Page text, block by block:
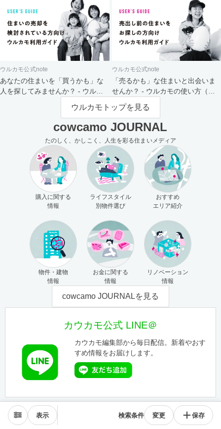
表示 検索条件 変更 保存
ウルカモ公式note
あなたの住まいを「買うかも」な
人を探してみませんか？ - ウルカ
ウルカモ公式note
「売るかも」な住まいと出会いま
せんか？ - ウルカモの使い方（買
主さま向け）
ウルカモトップを見る
cowcamo JOURNAL
たのしく、かしこく、人生を彩る住まいメディア
購入に関する
情報
ライフスタイル
別物件選び
おすすめ
エリア紹介
物件・建物
情報
お金に関する
情報
リノベーション
情報
cowcamo JOURNALを見る
カウカモ公式 LINE＠
カウカモ編集部から毎日配信。新着やおす
すめ情報をお届けします。